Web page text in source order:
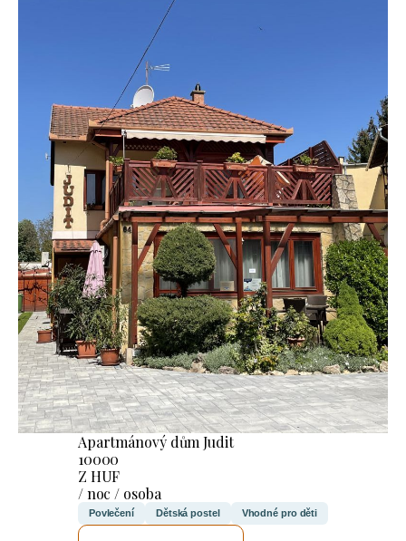
Apartmánový dům Judit
10000
Z HUF
/ noc / osoba
Povlečení Dětská postel Vhodné pro děti